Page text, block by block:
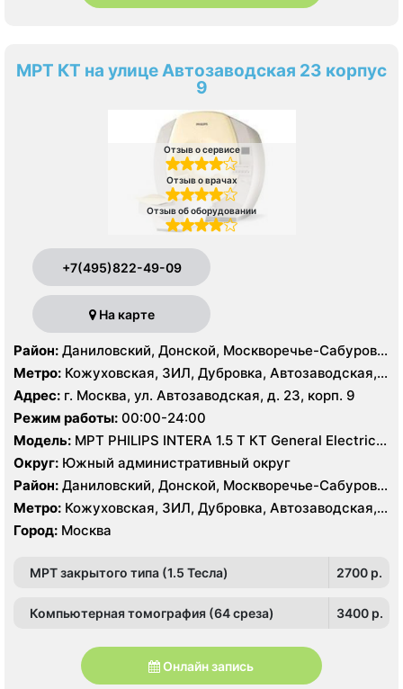
МРТ КТ на улице Автозаводская 23 корпус
9
Отзыв о сервисе
Отзыв о врачах
Отзыв об оборудовании
+7(495)822-49-09
На карте
Район: Даниловский, Донской, Москворечье-Сабурово,
Нагатино-Садовники, Нагатинский Затон, Нагорный
Метро: Кожуховская, ЗИЛ, Дубровка, Автозаводская,
Нагатинская, Технопарк, Тульская, Угрешская
Адрес: г. Москва, ул. Автозаводская, д. 23, корп. 9
Режим работы: 00:00-24:00
Модель: МРТ PHILIPS INTERA 1.5 T КТ General Electric
LIGHT SPEED 64 среза
Округ: Южный административный округ
Район: Даниловский, Донской, Москворечье-Сабурово,
Нагатино-Садовники, Нагатинский Затон, Нагорный
Метро: Кожуховская, ЗИЛ, Дубровка, Автозаводская,
Нагатинская, Технопарк, Тульская, Угрешская
Город: Москва
МРТ закрытого типа (1.5 Тесла) 2700 p.
Компьютерная томография (64 среза) 3400 p.
Онлайн запись